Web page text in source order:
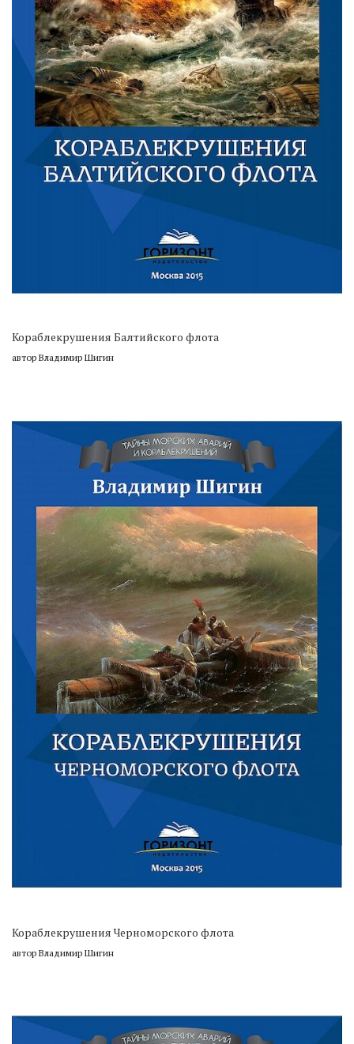
Кораблекрушения Балтийского флота
автор Владимир Шигин
Кораблекрушения Черноморского флота
автор Владимир Шигин